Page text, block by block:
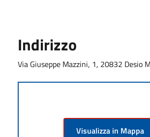
Indirizzo
Via Giuseppe Mazzini, 1, 20832 Desio
Visualizza in Mappa